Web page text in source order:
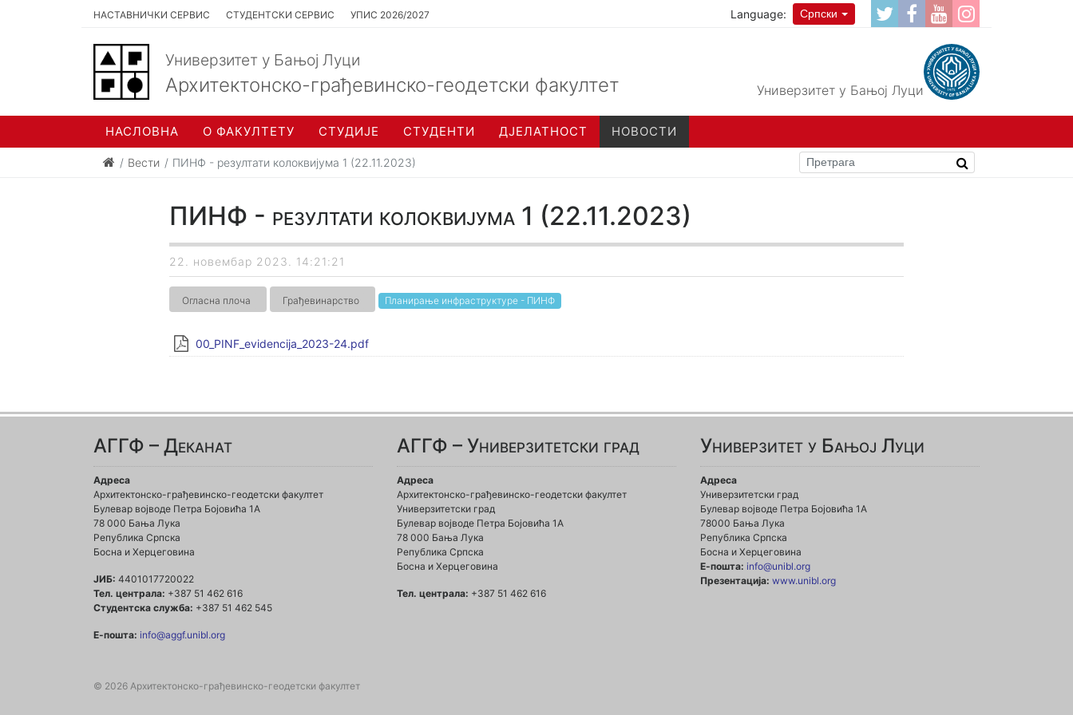
НАСТАВНИЧКИ СЕРВИС СТУДЕНТСКИ СЕРВИС УПИС 2026/2027 Language: Српски
Универзитет у Бањој Луци
Архитектонско-грађевинско-геодетски факултет Универзитет у Бањој Луци
НАСЛОВНА О ФАКУЛТЕТУ СТУДИЈЕ СТУДЕНТИ ДЈЕЛАТНОСТ НОВОСТИ
Вести ПИНФ - резултати колоквијума 1 (22.11.2023)
ПИНФ - резултати колоквијума 1 (22.11.2023)
22. новембар 2023. 14:21:21
Огласна плоча Грађевинарство Планирање инфраструктуре - ПИНФ
00_PINF_evidencija_2023-24.pdf
АГГФ – Деканат
Адреса
Архитектонско-грађевинско-геодетски факултет
Булевар војводе Петра Бојовића 1A
78 000 Бања Лука
Република Српска
Босна и Херцеговина
ЈИБ: 4401017720022
Тел. централа: +387 51 462 616
Студентска служба: +387 51 462 545
Е-пошта: info@aggf.unibl.org
АГГФ – Универзитетски град
Адреса
Архитектонско-грађевинско-геодетски факултет
Универзитетски град
Булевар војводе Петра Бојовића 1A
78 000 Бања Лука
Република Српска
Босна и Херцеговина
Тел. централа: +387 51 462 616
Универзитет у Бањој Луци
Адреса
Универзитетски град
Булевар војводе Петра Бојовића 1А
78000 Бања Лука
Република Српска
Босна и Херцеговина
Е-пошта: info@unibl.org
Презентација: www.unibl.org
© 2026 Архитектонско-грађевинско-геодетски факултет